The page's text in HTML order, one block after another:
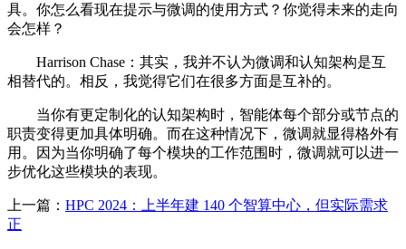
具。你怎么看现在提示与微调的使用方式？你觉得未来的走向
会怎样？
Harrison Chase：其实，我并不认为微调和认知架构是互
相替代的。相反，我觉得它们在很多方面是互补的。
当你有更定制化的认知架构时，智能体每个部分或节点的
职责变得更加具体明确。而在这种情况下，微调就显得格外有
用。因为当你明确了每个模块的工作范围时，微调就可以进一
步优化这些模块的表现。
上一篇： HPC 2024：上半年建 140 个智算中心，但实际需求
正